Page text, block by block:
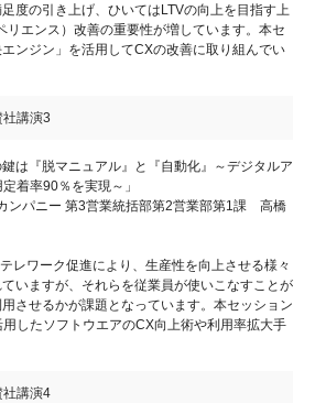
度の引き上げ、ひいてはLTVの向上を目指す上
リエンス）改善の重要性が増しています。本セ
ンジン」を活用してCXの改善に取り組んでい
社講演3
鍵は『脱マニュアル』と『自動化』～デジタルア
着率90％を実現～」
ンパニー 第3営業統括部第2営業部第1課 高橋
レワーク促進により、生産性を向上させる様々
いますが、それらを従業員が使いこなすことが
させるかが課題となっています。本セッション
したソフトウエアのCX向上術や利用率拡大手
社講演4